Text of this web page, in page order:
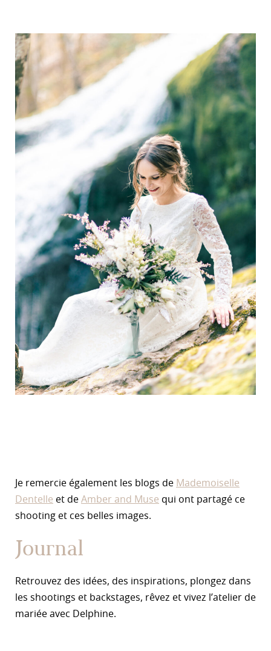
Je remercie également les blogs de Mademoiselle
Dentelle et de Amber and Muse qui ont partagé ce
shooting et ces belles images.
Journal
Retrouvez des idées, des inspirations, plongez dans
les shootings et backstages, rêvez et vivez l’atelier de
mariée avec Delphine.